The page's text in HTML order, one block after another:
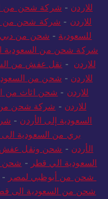
للاردن - شركة شحن من
للاردن - شركة شحن من
للسعودية - شحن من دبي
شركة شحن من السعودية
للاردن - نقل عفش من
للاردن - شحن من
للاردن - شحن اثاث من
للاردن - شركة شحن من
السعودية إلى الأردن -
بري من السعودية الى
الأردن - شحن ونقل عفش
السعودية الي قطر - شحن
شحن من أبوظبي لمصر -
شحن من السعودية الى